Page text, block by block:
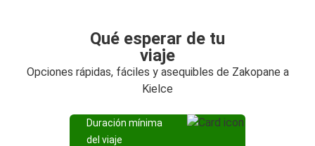
Qué esperar de tu
viaje
Opciones rápidas, fáciles y asequibles de Zakopane a
Kielce
Duración mínima
del viaje